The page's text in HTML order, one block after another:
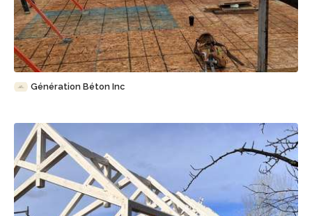
Sauvegarder
Génération Béton Inc